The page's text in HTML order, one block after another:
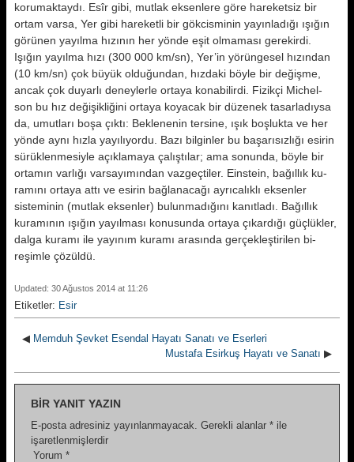
korumaktaydı. Esîr gibi, mutlak eksenlere göre hareket­siz bir
ortam varsa, Yer gibi hareketli bir gökcisminin yayınladığı ışığın
görünen yayılma hızının her yönde eşit olmaması gerekirdi.
Işığın yayıl­ma hızı (300 000 km/sn), Yer’in yö­rüngesel hızından
(10 km/sn) çok büyük olduğundan, hızdaki böyle bir değişme,
ancak çok duyarlı deneyler­le ortaya konabilirdi. Fizikçi Michel-
son bu hız değişikliğini ortaya koya­cak bir düzenek tasarladıysa
da, umutları boşa çıktı: Beklenenin tersi­ne, ışık boşlukta ve her
yönde aynı hızla yayılıyordu. Bazı bilginler bu başarısızlığı esirin
sürüklenmesiyle açıklamaya çalıştılar; ama sonunda, böyle bir
ortamın varlığı varsayımın­dan vazgeçtiler. Einstein, bağıllık ku­
ramını ortaya attı ve esirin bağlana­cağı ayrıcalıklı eksenler
sisteminin (mutlak eksenler) bulunmadığını ka­nıtladı. Bağıllık
kuramının ışığın ya­yılması konusunda ortaya çıkardığı güçlükler,
dalga kuramı ile yayınım kuramı arasında gerçekleştirilen bi­
reşimle çözüldü.
Updated: 30 Ağustos 2014 at 11:26
Etiketler: Esir
◀ Memduh Şevket Esendal Hayatı Sanatı ve Eserleri
Mustafa Esirkuş Hayatı ve Sanatı ▶
BIR YANIT YAZIN
E-posta adresiniz yayınlanmayacak. Gerekli alanlar * ile
işaretlenmişlerdir
Yorum *